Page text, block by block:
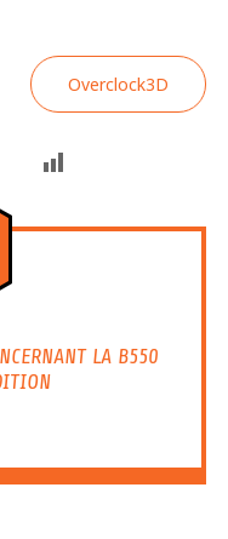
Overclock3D
LA B550